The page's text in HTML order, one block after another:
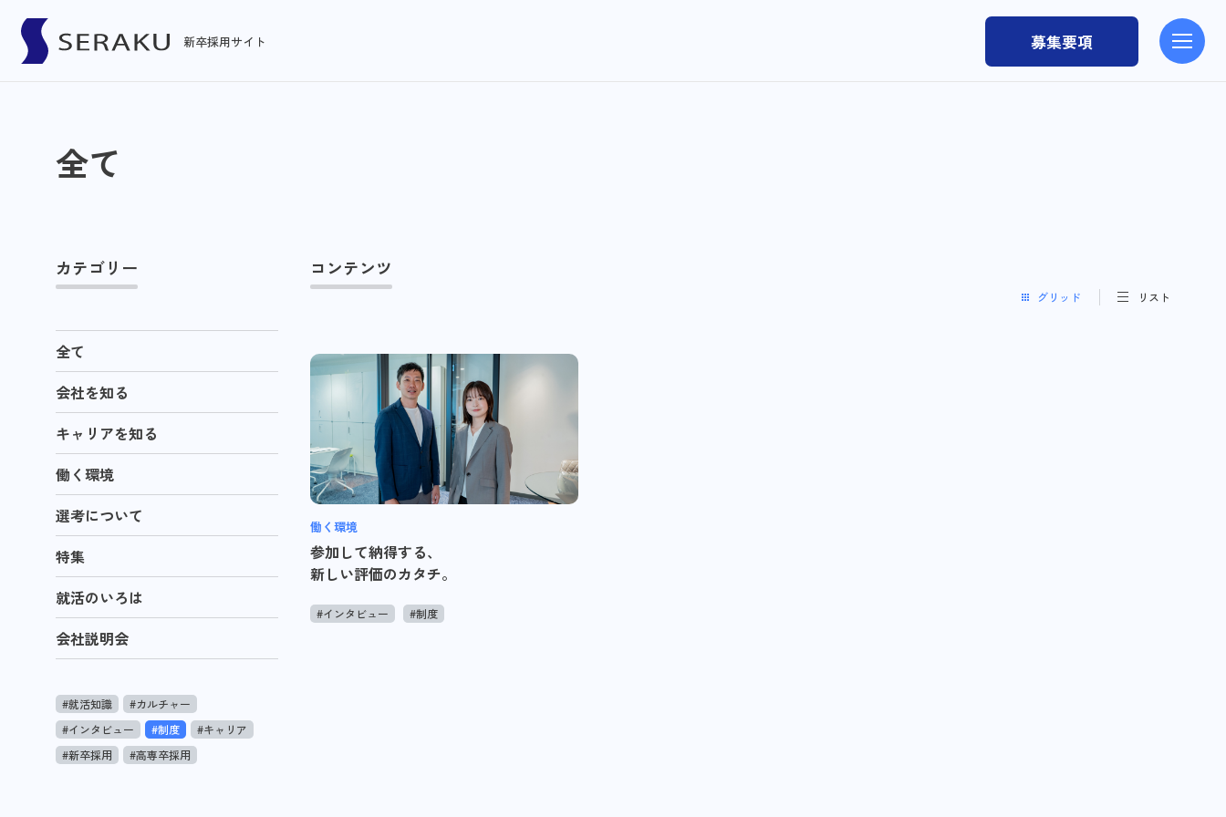
新卒採用サイト 募集要項
全て
カテゴリー
全て
会社を知る
キャリアを知る
働く環境
選考について
特集
就活のいろは
会社説明会
#就活知識
#カルチャー
#インタビュー
#制度
#キャリア
#新卒採用
#高専卒採用
コンテンツ
グリッド リスト
働く環境
参加して納得する、
新しい評価のカタチ。
#インタビュー #制度